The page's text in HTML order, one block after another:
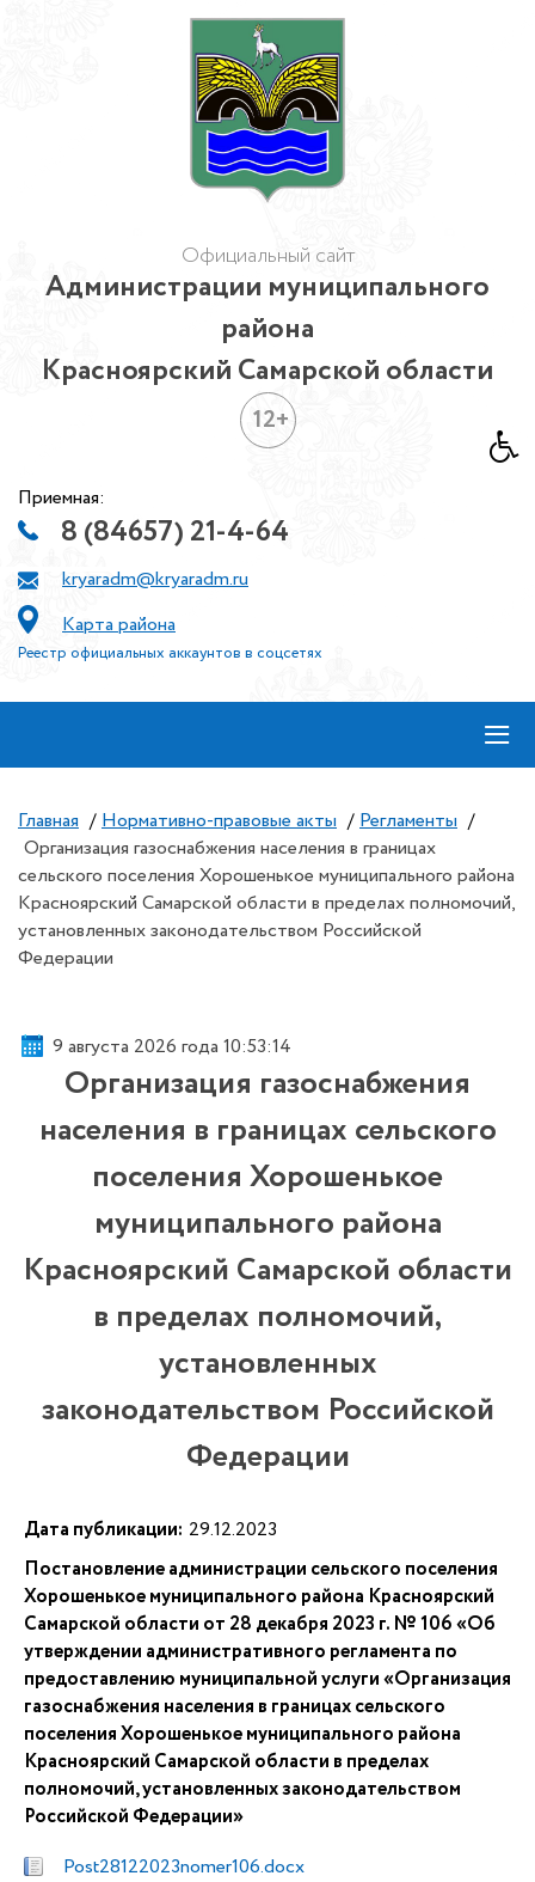
Официальный сайт
Администрации муниципального
района
Красноярский Самарской области
12+
Приемная:
8 (84657) 21-4-64
kryaradm@kryaradm.ru
Карта района
Реестр официальных аккаунтов в соцсетях
≡
Главная / Нормативно-правовые акты / Регламенты /
Организация газоснабжения населения в границах
сельского поселения Хорошенькое муниципального района
Красноярский Самарской области в пределах полномочий,
установленных законодательством Российской
Федерации
9 августа 2026 года 10:53:15
Организация газоснабжения
населения в границах сельского
поселения Хорошенькое
муниципального района
Красноярский Самарской области
в пределах полномочий,
установленных
законодательством Российской
Федерации
Дата публикации: 29.12.2023
Постановление администрации сельского поселения
Хорошенькое муниципального района Красноярский
Самарской области от 28 декабря 2023 г. № 106 «Об
утверждении административного регламента по
предоставлению муниципальной услуги «Организация
газоснабжения населения в границах сельского
поселения Хорошенькое муниципального района
Красноярский Самарской области в пределах
полномочий, установленных законодательством
Российской Федерации»
Post28122023nomer106.docx